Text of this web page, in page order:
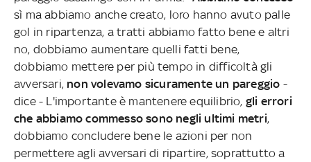
sì ma abbiamo anche creato, loro hanno avuto palle
gol in ripartenza, a tratti abbiamo fatto bene e altri
no, dobbiamo aumentare quelli fatti bene,
dobbiamo mettere per più tempo in difficoltà gli
avversari, non volevamo sicuramente un pareggio -
dice - L'importante è mantenere equilibrio, gli errori
che abbiamo commesso sono negli ultimi metri,
dobbiamo concludere bene le azioni per non
permettere agli avversari di ripartire, soprattutto a